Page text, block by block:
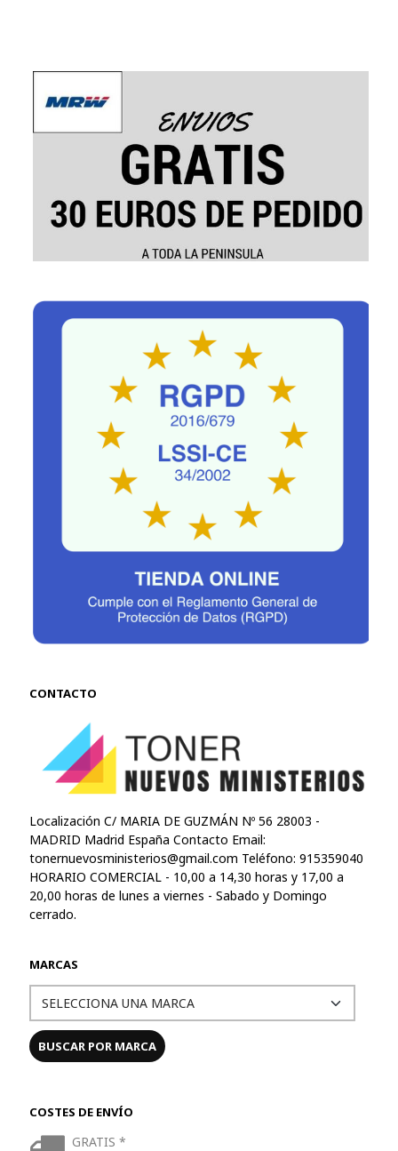
CONTACTO
Localización C/ MARIA DE GUZMÁN Nº 56 28003 -
MADRID Madrid España Contacto Email:
tonernuevosministerios@gmail.com Teléfono: 915359040
HORARIO COMERCIAL - 10,00 a 14,30 horas y 17,00 a
20,00 horas de lunes a viernes - Sabado y Domingo
cerrado.
MARCAS
COSTES DE ENVÍO
GRATIS *